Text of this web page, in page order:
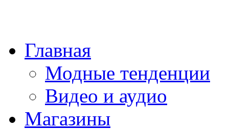
Главная
Модные тенденции
Видео и аудио
Магазины